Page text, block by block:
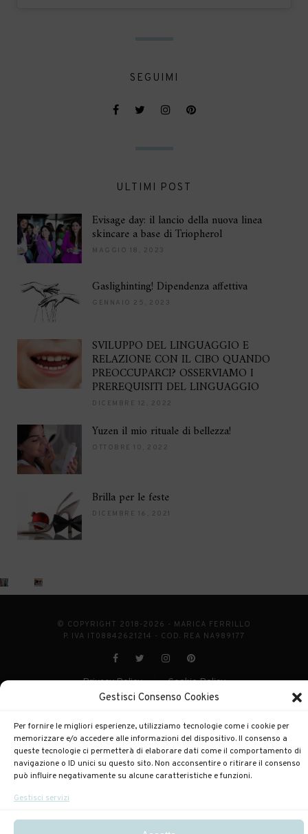
Gestisci Consenso Cookies
Per fornire le migliori esperienze, utilizziamo tecnologie come i cookie per
memorizzare e/o accedere alle informazioni del dispositivo. Il consenso a
queste tecnologie ci permetterà di elaborare dati come il comportamento di
navigazione o ID unici su questo sito. Non acconsentire o ritirare il consenso
può influire negativamente su alcune caratteristiche e funzioni.
Gestisci servizi
SEGUIMI
ULTIMI POST
Evisage day: il lancio della nuova linea
skincare a base di Triopherol
MAGGIO 18, 2023
Gaslighinting! Dipendenza affettiva
GENNAIO 25, 2023
SVILUPPO DEL LINGUAGGIO E
RELAZIONE CON IL CIBO QUANDO
PREOCCUPARCI? OSSERVIAMO I
PREREQUISITI DEL LINGUAGGIO
DICEMBRE 12, 2022
Yuzen il mio rituale di bellezza!
OTTOBRE 10, 2022
Brilla per le feste
DICEMBRE 16, 2021
© COPYRIGHT 2018-2026 - MARICA FERRILLO
P. IVA IT08842621214 - COD. REA NA989177
Privacy Policy | Cookie Policy